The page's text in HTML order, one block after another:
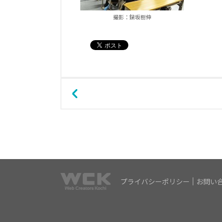
撮影：鍋坂樹伸
プライバシーポリシー お問い